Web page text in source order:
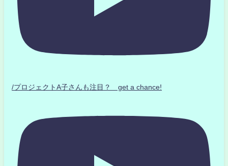
/プロジェクトA子さんも注目？ get a chance!